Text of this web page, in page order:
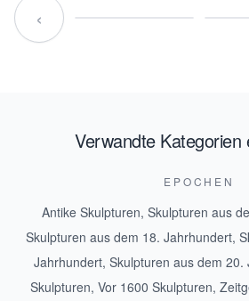
‹
Verwandte Kategorien
EPOCHEN
Antike Skulpturen, Skulpturen aus
Skulpturen aus dem 18. Jahrhundert,
Jahrhundert, Skulpturen aus dem 20.
Skulpturen, Vor 1600 Skulpturen,